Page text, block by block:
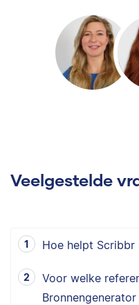
Veelgestelde
Hoe helpt Scribbr
Voor welke